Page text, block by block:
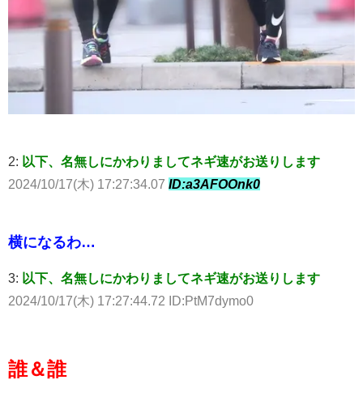
2: 以下、名無しにかわりましてネギ速がお送りします
2024/10/17(木) 17:27:34.07 ID:a3AFOOnk0
横になるわ…
3: 以下、名無しにかわりましてネギ速がお送りします
2024/10/17(木) 17:27:44.72 ID:PtM7dymo0
誰＆誰